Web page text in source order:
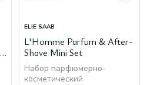
ELIE SAAB
L'Homme Parfum & After-
Shave Mini Set
Набор парфюмерно-
косметический